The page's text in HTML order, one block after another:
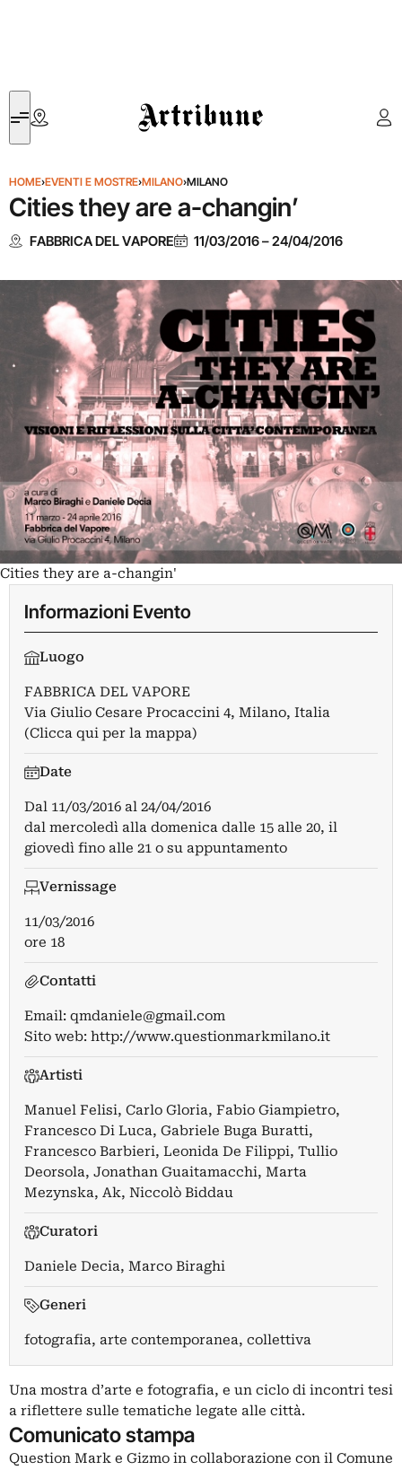
Artribune
HOME›EVENTI E MOSTRE›MILANO›MILANO
Cities they are a-changin’
FABBRICA DEL VAPORE 11/03/2016–24/04/2016
Cities they are a-changin'
Informazioni Evento
Luogo
FABBRICA DEL VAPORE
Via Giulio Cesare Procaccini 4, Milano, Italia
(Clicca qui per la mappa)
Date
Dal 11/03/2016 al 24/04/2016
dal mercoledì alla domenica dalle 15 alle 20, il
giovedì fino alle 21 o su appuntamento
Vernissage
11/03/2016
ore 18
Contatti
Email: qmdaniele@gmail.com
Sito web: http://www.questionmarkmilano.it
Artisti
Manuel Felisi, Carlo Gloria, Fabio Giampietro,
Francesco Di Luca, Gabriele Buga Buratti,
Francesco Barbieri, Leonida De Filippi, Tullio
Deorsola, Jonathan Guaitamacchi, Marta
Mezynska, Ak, Niccolò Biddau
Curatori
Daniele Decia, Marco Biraghi
Generi
fotografia, arte contemporanea, collettiva
Una mostra d’arte e fotografia, e un ciclo di incontri tesi
a riflettere sulle tematiche legate alle città.
Comunicato stampa
Question Mark e Gizmo in collaborazione con il Comune